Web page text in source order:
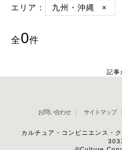
エリア：
九州・沖縄 ×
全0件
記事
お問い合わせ サイトマップ
カルチュア・コンビニエンス